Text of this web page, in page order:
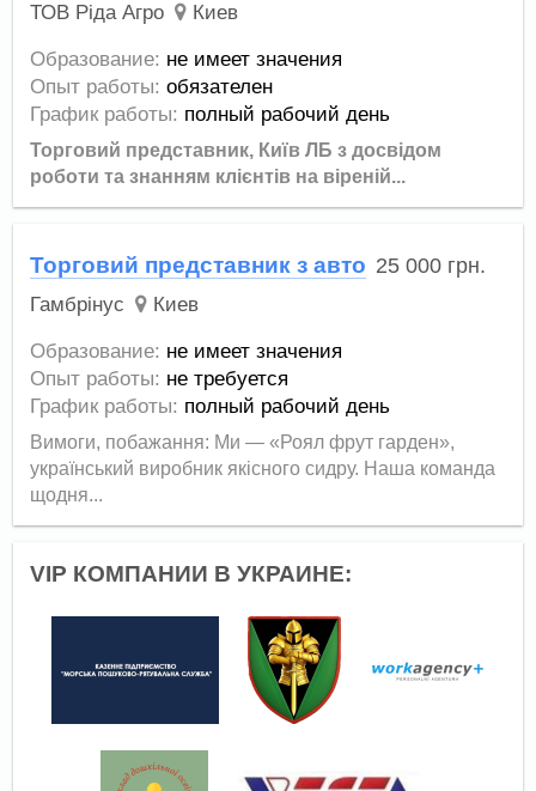
ТОВ Ріда Агро Киев
Образование: не имеет значения
Опыт работы: обязателен
График работы: полный рабочий день
Торговий представник, Київ ЛБ з досвідом
роботи та знанням клієнтів на віреній...
Торговий представник з авто 25 000 грн.
Гамбрінус Киев
Образование: не имеет значения
Опыт работы: не требуется
График работы: полный рабочий день
Вимоги, побажання: Ми — «Роял фрут гарден»,
український виробник якісного сидру. Наша команда
щодня...
VIP КОМПАНИИ В УКРАИНЕ: